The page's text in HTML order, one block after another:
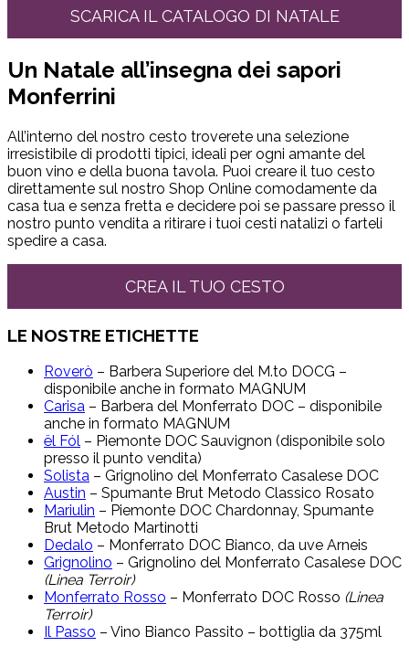
SCARICA IL CATALOGO DI NATALE
Un Natale all’insegna dei sapori
Monferrini
All’interno del nostro cesto troverete una selezione
irresistibile di prodotti tipici, ideali per ogni amante del
buon vino e della buona tavola. Puoi creare il tuo cesto
direttamente sul nostro Shop Online comodamente da
casa tua e senza fretta e decidere poi se passare presso il
nostro punto vendita a ritirare i tuoi cesti natalizi o farteli
spedire a casa.
CREA IL TUO CESTO
LE NOSTRE ETICHETTE
Roverò – Barbera Superiore del M.to DOCG –
disponibile anche in formato MAGNUM
Carisa – Barbera del Monferrato DOC – disponibile
anche in formato MAGNUM
ël Fól – Piemonte DOC Sauvignon (disponibile solo
presso il punto vendita)
Solista – Grignolino del Monferrato Casalese DOC
Austin – Spumante Brut Metodo Classico Rosato
Mariulin – Piemonte DOC Chardonnay, Spumante
Brut Metodo Martinotti
Dedalo – Monferrato DOC Bianco, da uve Arneis
Grignolino – Grignolino del Monferrato Casalese DOC
(Linea Terroir)
Monferrato Rosso – Monferrato DOC Rosso (Linea
Terroir)
Il Passo – Vino Bianco Passito – bottiglia da 375ml